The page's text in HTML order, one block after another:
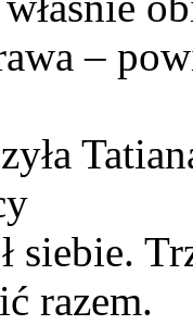
–
siebie.
razem.